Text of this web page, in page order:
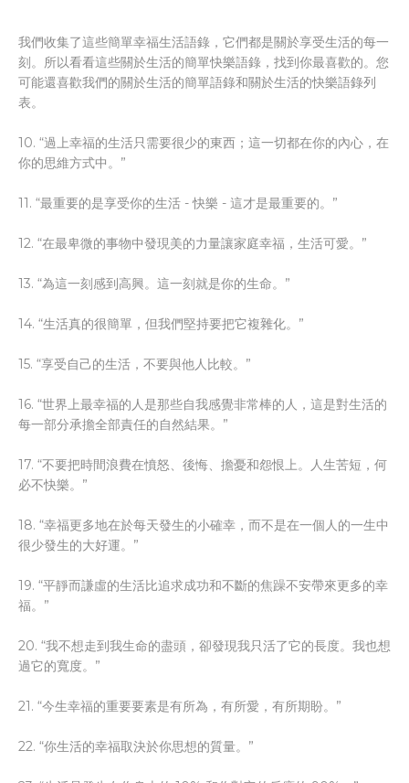
我們收集了這些簡單幸福生活語錄，它們都是關於享受生活的每一
刻。所以看看這些關於生活的簡單快樂語錄，找到你最喜歡的。您
可能還喜歡我們的關於生活的簡單語錄和關於生活的快樂語錄列
表。
10. “過上幸福的生活只需要很少的東西；這一切都在你的內心，在
你的思維方式中。”
11. “最重要的是享受你的生活 - 快樂 - 這才是最重要的。”
12. “在最卑微的事物中發現美的力量讓家庭幸福，生活可愛。”
13. “為這一刻感到高興。這一刻就是你的生命。”
14. “生活真的很簡單，但我們堅持要把它複雜化。”
15. “享受自己的生活，不要與他人比較。”
16. “世界上最幸福的人是那些自我感覺非常棒的人，這是對生活的
每一部分承擔全部責任的自然結果。”
17. “不要把時間浪費在憤怒、後悔、擔憂和怨恨上。人生苦短，何
必不快樂。”
18. “幸福更多地在於每天發生的小確幸，而不是在一個人的一生中
很少發生的大好運。”
19. “平靜而謙虛的生活比追求成功和不斷的焦躁不安帶來更多的幸
福。”
20. “我不想走到我生命的盡頭，卻發現我只活了它的長度。我也想
過它的寬度。”
21. “今生幸福的重要要素是有所為，有所愛，有所期盼。”
22. “你生活的幸福取決於你思想的質量。”